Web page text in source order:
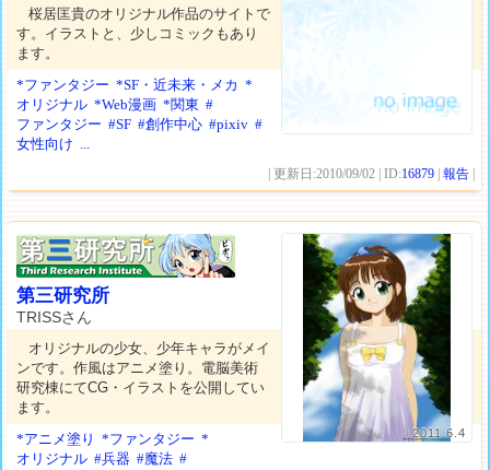
桜居匡貴のオリジナル作品のサイトで
す。イラストと、少しコミックもあり
ます。
*ファンタジー *SF・近未来・メカ *
オリジナル *Web漫画 *関東 #
ファンタジー #SF #創作中心 #pixiv #
女性向け ...
| 更新日:2010/09/02 | ID:16879 |報告
2011.6.4
第三研究所
TRISSさん
オリジナルの少女、少年キャラがメイ
ンです。作風はアニメ塗り。電脳美術
研究棟にてCG・イラストを公開してい
ます。
*アニメ塗り
*ファンタジー *
オリジナル #兵器 #魔法 #